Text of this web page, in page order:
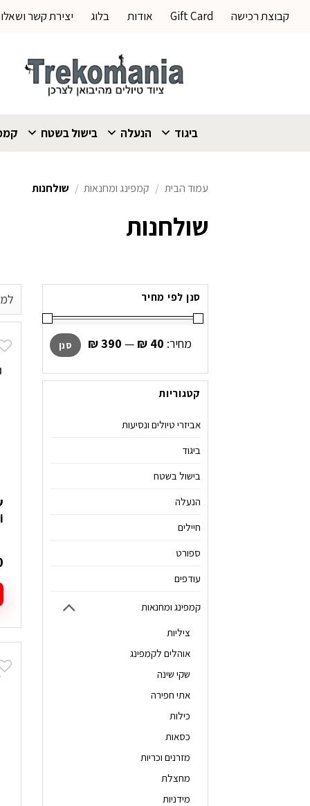
קבוצת רכישה Gift Card אודות בלוג יצירת קשר
ביגוד הנעלה בישול בשטח
שולחנות
עמוד הבית / קמפינג ומחנאות / שולחנות
סנן לפי מחיר
מינימלי
מקסימלי סנן מחיר: ₪ 40
—
₪ 390
קטגוריות
אביזרי טיולים ונסיעות
ביגוד
בישול בשטח
הנעלה
חיילים
ספורט
עודפים
קמפינג ומחנאות
ציליות
אוהלים לקמפינג
שקי שינה
אתי חפירה
כילות
כסאות
מזרנים וכריות
מחצלת
מידניות